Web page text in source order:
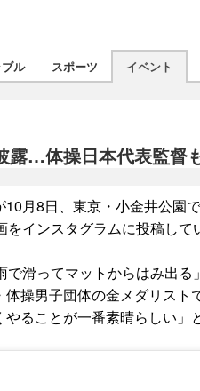
スス
ー
ン
ー
ブル スポーツ イベント
露…体操日本代表監督
月8日、東京・小金井公園
インスタグラムに投稿して
滑ってマットからはみ出る
操男子団体の金メダリスト
ることが一番素晴らしい」